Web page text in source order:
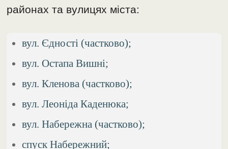
районах та вулицях міста:
вул. Єдності (частково);
вул. Остапа Вишні;
вул. Кленова (частково);
вул. Леоніда Каденюка;
вул. Набережна (частково);
спуск Набережний;